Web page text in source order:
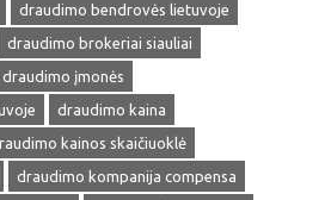
draudimo bendrovės lietuvoje
draudimo brokeriai siauliai
draudimo įmonės
draudimo kaina
kainos skaičiuoklė
draudimo kompanija compensa